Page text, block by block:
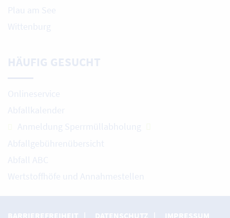
Plau am See
Wittenburg
HÄUFIG GESUCHT
Onlineservice
Abfallkalender
Anmeldung Sperrmüllabholung
Abfallgebührenübersicht
Abfall ABC
Wertstoffhöfe und Annahmestellen
BARRIEREFREIHEIT DATENSCHUTZ IMPRESSUM